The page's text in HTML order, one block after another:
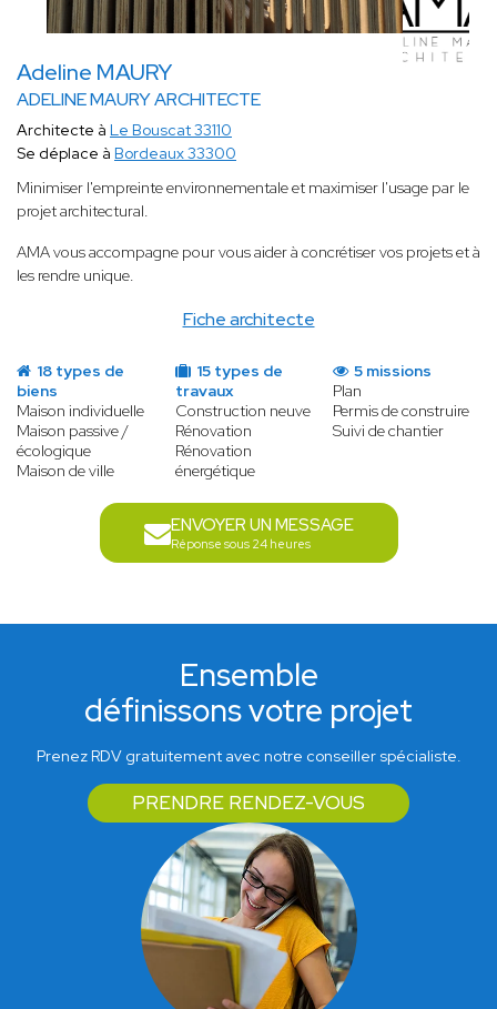
Adeline MAURY
ADELINE MAURY ARCHITECTE
Fiche architecte
Architecte à Le Bouscat 33110
Se déplace à Bordeaux 33300
Minimiser l'empreinte environnementale et maximiser l'usage par le
projet architectural.
AMA vous accompagne pour vous aider à concrétiser vos projets et à
les rendre unique.
18 types de
biens
Maison individuelle
Maison passive /
écologique
Maison de ville
15 types de
travaux
Construction neuve
Rénovation
Rénovation
énergétique
5 missions
Plan
Permis de construire
Suivi de chantier
ENVOYER UN MESSAGE
Réponse sous 24 heures
Ensemble
définissons votre projet
Prenez RDV gratuitement avec notre conseiller spécialiste.
PRENDRE RENDEZ-VOUS